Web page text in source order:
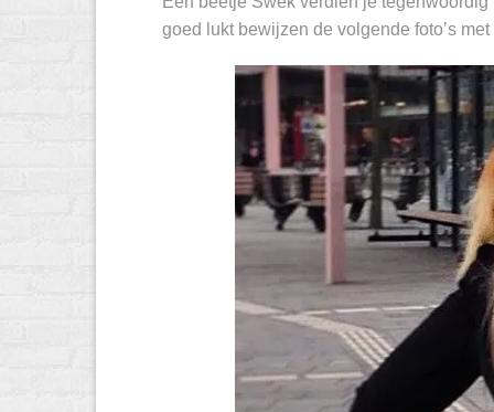
goed lukt bewijzen de volgende foto’s